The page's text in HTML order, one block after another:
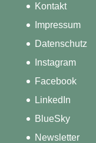
Kontakt
Impressum
Datenschutz
Instagram
Facebook
LinkedIn
BlueSky
Newsletter